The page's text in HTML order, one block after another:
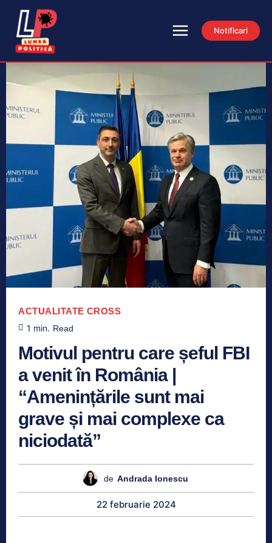
Notificari
ACTUALITATE CROSS
1 min. Read
Motivul pentru care șeful FBI
a venit în România |
“Amenințările sunt mai
grave și mai complexe ca
niciodată”
de Andrada Ionescu
22 februarie 2024